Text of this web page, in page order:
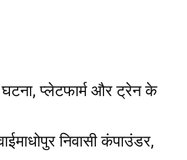
प्लेटफार्म और ट्रेन के
निवासी कंपाउंडर,